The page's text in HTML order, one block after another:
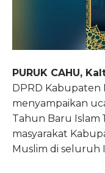
PURUK CAHU,
DPRD Kabupaten
menyampaikan
Tahun Baru Islam
masyarakat
Muslim di seluruh